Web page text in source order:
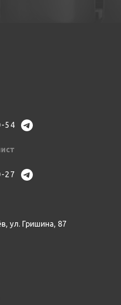
54
27
ул. Гришина, 87